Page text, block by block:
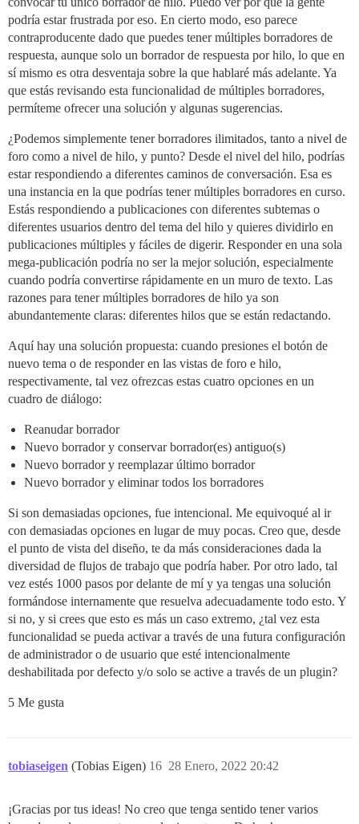
podría estar frustrada por eso. En cierto modo, eso parece
contraproducente dado que puedes tener múltiples borradores de
respuesta, aunque solo un borrador de respuesta por hilo, lo que en
sí mismo es otra desventaja sobre la que hablaré más adelante. Ya
que estás revisando esta funcionalidad de múltiples borradores,
permíteme ofrecer una solución y algunas sugerencias.
¿Podemos simplemente tener borradores ilimitados, tanto a nivel de
foro como a nivel de hilo, y punto? Desde el nivel del hilo, podrías
estar respondiendo a diferentes caminos de conversación. Esa es
una instancia en la que podrías tener múltiples borradores en curso.
Estás respondiendo a publicaciones con diferentes subtemas o
diferentes usuarios dentro del tema del hilo y quieres dividirlo en
publicaciones múltiples y fáciles de digerir. Responder en una sola
mega-publicación podría no ser la mejor solución, especialmente
cuando podría convertirse rápidamente en un muro de texto. Las
razones para tener múltiples borradores de hilo ya son
abundantemente claras: diferentes hilos que se están redactando.
Aquí hay una solución propuesta: cuando presiones el botón de
nuevo tema o de responder en las vistas de foro e hilo,
respectivamente, tal vez ofrezcas estas cuatro opciones en un
cuadro de diálogo:
Reanudar borrador
Nuevo borrador y conservar borrador(es) antiguo(s)
Nuevo borrador y reemplazar último borrador
Nuevo borrador y eliminar todos los borradores
Si son demasiadas opciones, fue intencional. Me equivoqué al ir
con demasiadas opciones en lugar de muy pocas. Creo que, desde
el punto de vista del diseño, te da más consideraciones dada la
diversidad de flujos de trabajo que podría haber. Por otro lado, tal
vez estés 1000 pasos por delante de mí y ya tengas una solución
formándose internamente que resuelva adecuadamente todo esto. Y
si no, y si crees que esto es más un caso extremo, ¿tal vez esta
funcionalidad se pueda activar a través de una futura configuración
de administrador o de usuario que esté intencionalmente
deshabilitada por defecto y/o solo se active a través de un plugin?
5 Me gusta
tobiaseigen (Tobias Eigen) 28 Enero, 2022 20:42
16
¡Gracias por tus ideas! No creo que tenga sentido tener varios